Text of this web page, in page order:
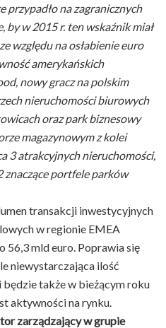
przypadło na zagranicznych
by w 2015 r. ten wskaźnik miał
względu na osłabienie euro
amerykańskich
nowy gracz na polskim
nieruchomości biurowych
oraz park biznesowy
magazynowym z kolei
3 atrakcyjnych nieruchomości,
znaczące portfele parków
transakcji inwestycyjnych
w regionie EMEA
56,3 mld euro. Poprawia się
niewystarczająca ilość
także w bieżącym roku
aktywności na rynku.
zarządzający w grupie